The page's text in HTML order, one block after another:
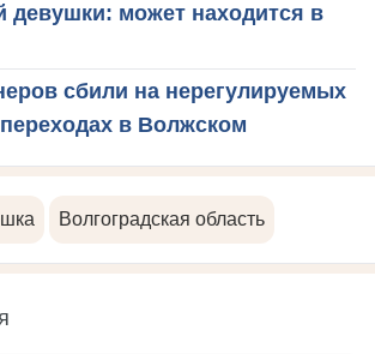
девушки: может находится в
сбили на нерегулируемых
в Волжском
Волгоградская область